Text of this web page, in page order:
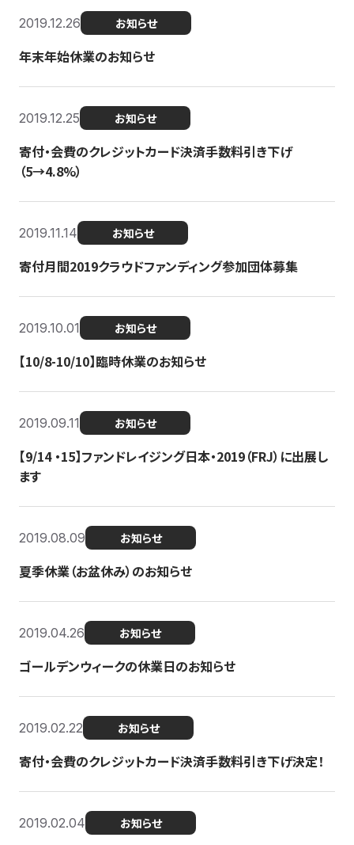
2019.12.26 お知らせ
年末年始休業のお知らせ
2019.12.25 お知らせ
寄付・会費のクレジットカード決済手数料引き下げ
（5→4.8%）
2019.11.14 お知らせ
寄付月間2019クラウドファンディング参加団体募集
2019.10.01 お知らせ
【10/8-10/10】臨時休業のお知らせ
2019.09.11 お知らせ
【9/14 ・15】ファンドレイジング日本・2019（FRJ）に出展し
ます
2019.08.09 お知らせ
夏季休業（お盆休み）のお知らせ
2019.04.26 お知らせ
ゴールデンウィークの休業日のお知らせ
2019.02.22 お知らせ
寄付・会費のクレジットカード決済手数料引き下げ決定！
2019.02.04 お知らせ